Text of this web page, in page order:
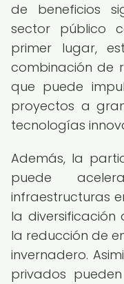
de beneficios
sector público
primer lugar,
combinación de
que puede
proyectos a
tecnologías
Además, la
puede
infraestructuras
la
la reducción de
invernadero.
privados